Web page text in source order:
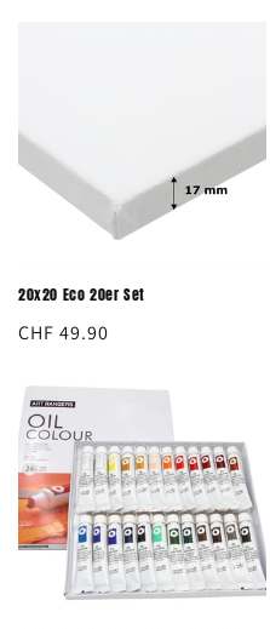
20x20 Eco 20er Set
Normaler
CHF 49.90